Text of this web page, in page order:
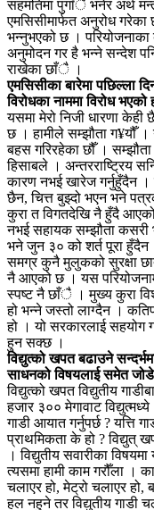
सहमतिमा पुगाँै भनेर अर्थ
एमसिसीमार्फत अनुरोध
भन्नुभएको छ ।
अनुमोदन गर है भन्ने सन्देश
राखेका छाँै ।
एमसिसीका बारेमा पछिल्ला
विरोधका नाममा विरोध
यसमा मेरो निजी धारणा
छ । हामीले सम्झौता ग¥यौँ ।
बहस गरिरहेका छौँ । सम्झौता
हिसाबले । अन्तरराष्ट्रिय
कारण नभई खारेज गर्नुहुँदैन ।
छैन, चित्त बुझ्दो भएन भने
कुरा त विगतदेखि नै हुँदै
नभई सहायक सम्झौता कसरी
भने जुन ३० को शर्त पूरा हुँदैन
समग्र कुनै मुलुकको सुरक्षा
नै आएको छ । यस
स्पष्ट नै छाँै । मुख्य कुरा
हो भन्ने जस्तो लाग्दैन ।
हो । यो सरकारलाई सहयोग
हुन सक्छ ।
विद्युत्को खपत बढाउने
साधनको विषयलाई समेत
विद्युत्को खपत विद्युतीय
हजार ३०० मेगावाट
गाडी आयात गर्नुपर्छ ? यत्ति
प्राथमिकता के हो ? विद्युत्
। विद्युतीय सवारीका
त्यसमा हामी काम गरौँला ।
चलाएर हो, मेट्रो चलाएर
हल नहुने तर विद्युतीय गाडी